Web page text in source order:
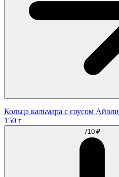
Кольца кальмара с соусом Айоли
150 г
710 ₽